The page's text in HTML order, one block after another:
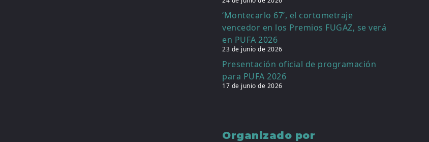
‘Montecarlo 67’, el cortometraje
vencedor en los Premios FUGAZ, se verá
en PUFA 2026
23 de junio de 2026
Presentación oficial de programación
para PUFA 2026
17 de junio de 2026
Organizado por